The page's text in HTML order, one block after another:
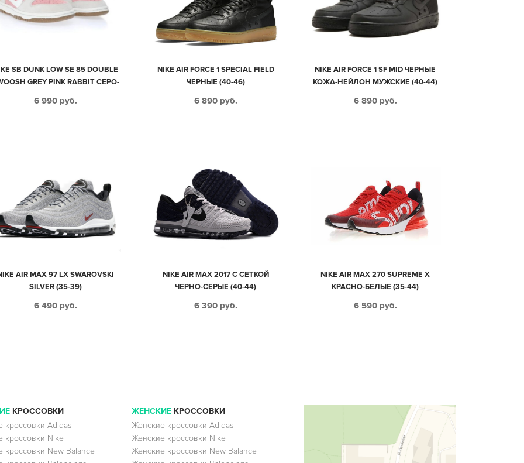
SB DUNK LOW SE 85 DOUBLE
GREY PINK RABBIT СЕРО-
ЖЕНСКИЕ (35-40)
6 990 руб.
NIKE AIR FORCE 1 SPECIAL FIELD
ЧЕРНЫЕ (40-46)
6 890 руб.
NIKE AIR FORCE 1 SF MID ЧЕРНЫЕ
КОЖА-НЕЙЛОН МУЖСКИЕ (40-44)
6 890 руб.
AIR MAX 97 LX SWAROVSKI
SILVER (35-39)
6 490 руб.
NIKE AIR MAX 2017 С СЕТКОЙ
ЧЕРНО-СЕРЫЕ (40-44)
6 390 руб.
NIKE AIR MAX 270 SUPREME X
КРАСНО-БЕЛЫЕ (35-44)
6 590 руб.
КРОССОВКИ
кроссовки Adidas
кроссовки Nike
кроссовки New Balance
ЖЕНСКИЕКРОССОВКИ
Женские кроссовки Adidas
Женские кроссовки Nike
Женские кроссовки New Balance